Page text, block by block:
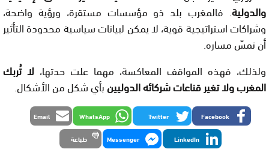
والدولية. فالمغرب بلد ذو مؤسسات مستقرة، ورؤية واضحة،
وشراكات استراتيجية قوية، لا يمكن لبيانات سياسية محدودة التأثير
أن تمسّ مساره.
ولذلك، فهذه المواقف المعاكسة، مهما علت حدتها، لا تُربك
المغرب ولا تغير قناعات شركائه الدوليينبأي شكل من الأشكال.
Facebook
Twitter
WhatsApp
Email
LinkedIn
Messenger طباعة